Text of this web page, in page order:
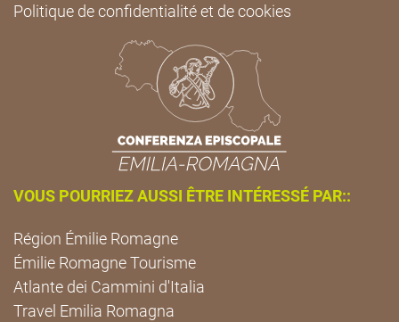
Politique de confidentialité et de cookies
VOUS POURRIEZ AUSSI ÊTRE INTÉRESSÉ PAR::
Région Émilie Romagne
Émilie Romagne Tourisme
Atlante dei Cammini d'Italia
Travel Emilia Romagna